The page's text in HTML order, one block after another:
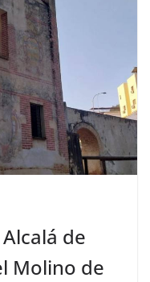
de
Molino de